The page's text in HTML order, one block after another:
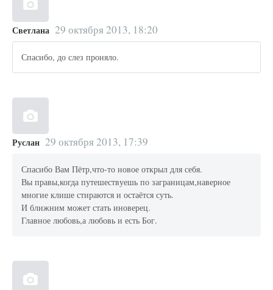
Светлана 29 октября 2013, 18:20
Спасибо, до слез проняло.
Руслан 29 октября 2013, 17:39
Спасибо Вам Пётр,что-то новое открыл для себя.
Вы правы,когда путешествуешь по заграницам,наверное
многие клише стираются и остаётся суть.
И ближним может стать иноверец.
Главное любовь,а любовь и есть Бог.